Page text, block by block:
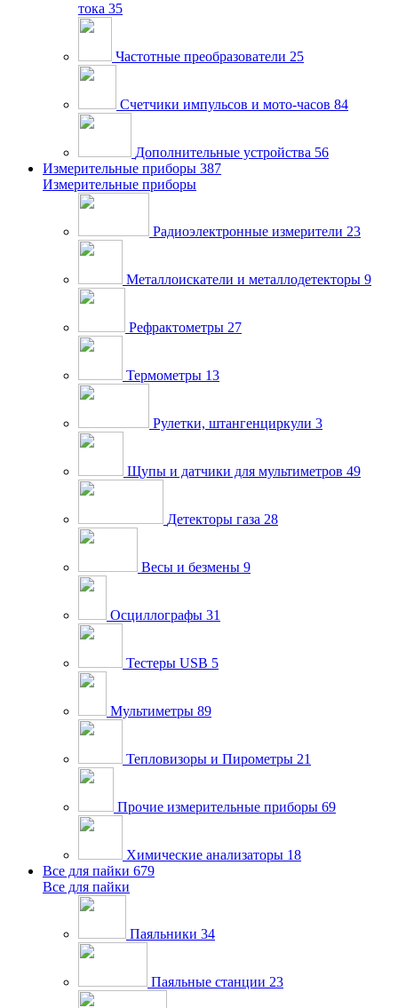
тока 35
Частотные преобразователи 25
Счетчики импульсов и мото-часов 84
Дополнительные устройства 56
Измерительные приборы 387
Измерительные приборы
Радиоэлектронные измерители 23
Металлоискатели и металлодетекторы 9
Рефрактометры 27
Термометры 13
Рулетки, штангенциркули 3
Щупы и датчики для мультиметров 49
Детекторы газа 28
Весы и безмены 9
Осциллографы 31
Тестеры USB 5
Мультиметры 89
Тепловизоры и Пирометры 21
Прочие измерительные приборы 69
Химические анализаторы 18
Все для пайки 679
Все для пайки
Паяльники 34
Паяльные станции 23